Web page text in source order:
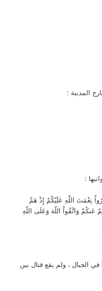
المدينة :
:
نِعْمَتَ اللّهِ عَلَيْكُمْ إِذْ هَمَّ
وَاتَّقُواْ اللّهَ وَعَلَى اللّهِ
الجبال ، ولم يقع قتال بين